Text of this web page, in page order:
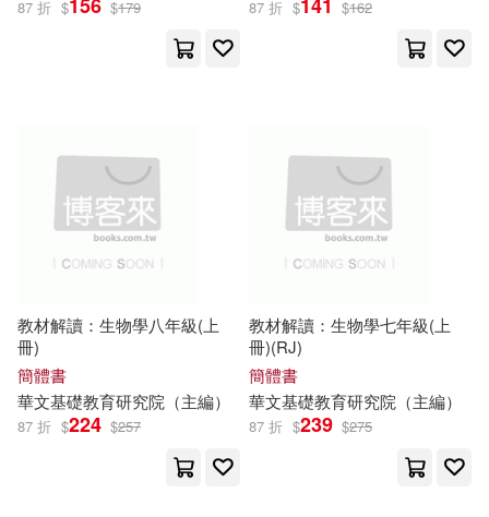
まみたろう(19)
ホットエンターテイメント(19)
方燦（主編）(19)
蔡智敏（主編）(19)
中國石化出版社(138)
西南交通大學出版社(134)
黑龍江科學技術出版社(130)
九州出版社(128)
北京工業大學出版社(127)
汕頭大學出版社(127)
87 折 $ $179 87 折 $ $162
教材解讀：生物學八年級(上
冊)
簡體書
華文基礎教育研究院（主編）
87 折 $224 $257
教材解讀：生物學七年級(上
冊)(RJ)
簡體書
華文基礎教育研究院（主編）
87 折 $239 $275